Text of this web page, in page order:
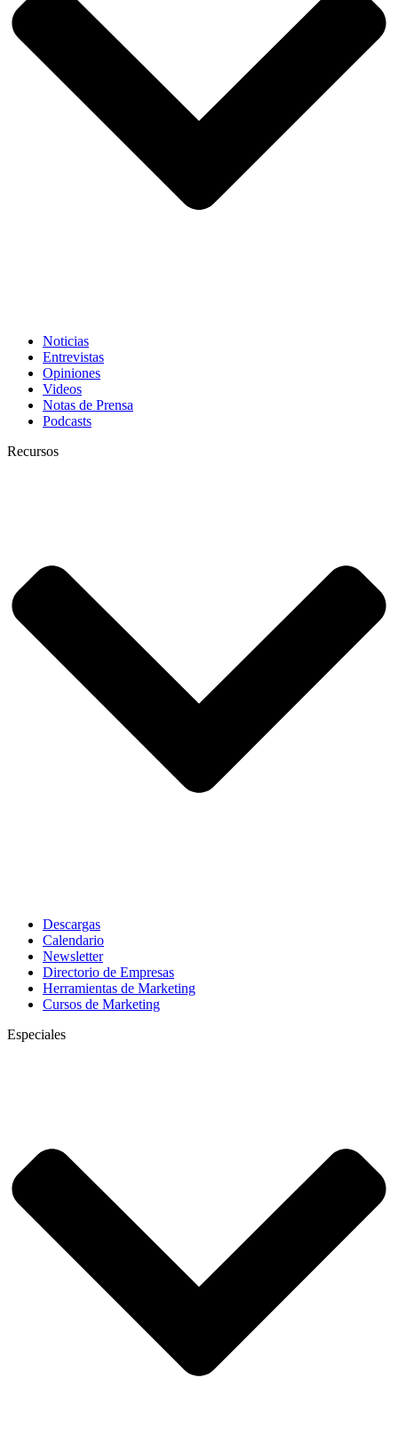
Noticias
Entrevistas
Opiniones
Videos
Notas de Prensa
Podcasts
Recursos
Descargas
Calendario
Newsletter
Directorio de Empresas
Herramientas de Marketing
Cursos de Marketing
Especiales